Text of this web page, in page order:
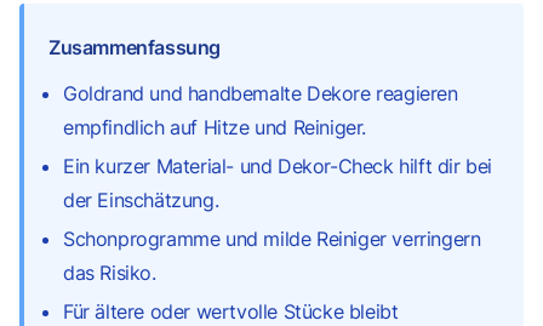
Zusammenfassung
Goldrand und handbemalte Dekore reagieren
empfindlich auf Hitze und Reiniger.
Ein kurzer Material- und Dekor-Check hilft dir bei
der Einschätzung.
Schonprogramme und milde Reiniger verringern
das Risiko.
Für ältere oder wertvolle Stücke bleibt